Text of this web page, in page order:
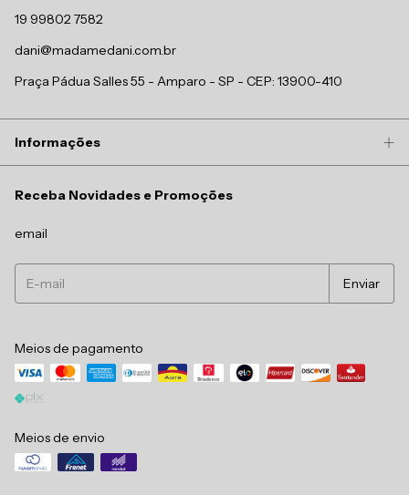
19 99802 7582
dani@madamedani.com.br
Praça Pádua Salles 55 - Amparo - SP - CEP: 13900-410
Informações
Receba Novidades e Promoções
email
Meios de pagamento
Meios de envio